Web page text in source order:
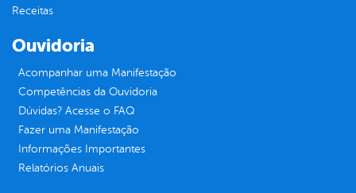
Receitas
Ouvidoria
Acompanhar uma Manifestação
Competências da Ouvidoria
Dúvidas? Acesse o FAQ
Fazer uma Manifestação
Informações Importantes
Relatórios Anuais